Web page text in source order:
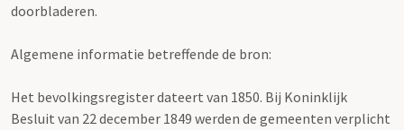
doorbladeren.
Algemene informatie betreffende de bron:
Het bevolkingsregister dateert van 1850. Bij Koninklijk
Besluit van 22 december 1849 werden de gemeenten verplicht